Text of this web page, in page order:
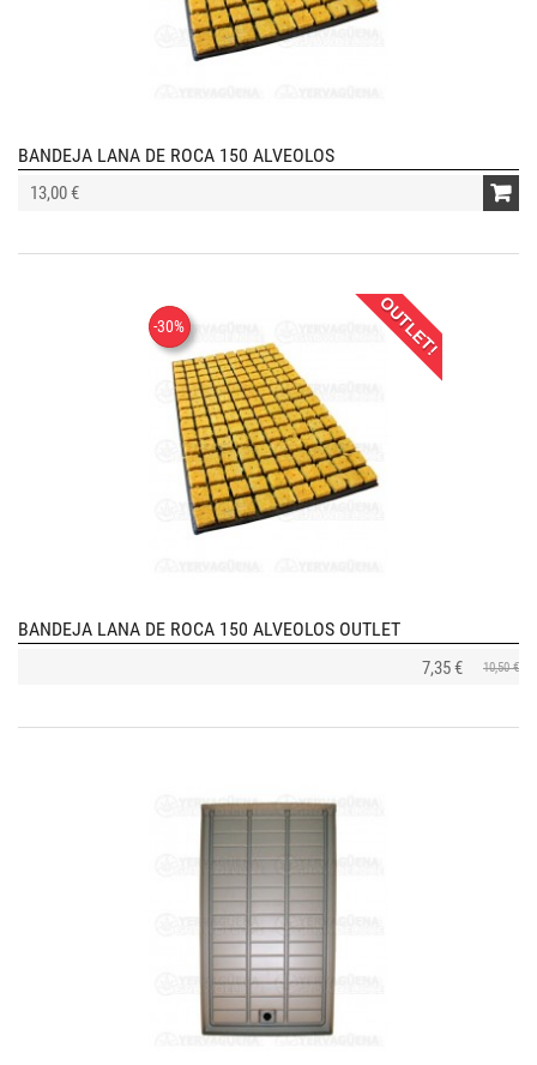
BANDEJA LANA DE ROCA 150 ALVEOLOS
13,00 €
-30% OUTLET!
BANDEJA LANA DE ROCA 150 ALVEOLOS OUTLET
7,35 € 10,50 €